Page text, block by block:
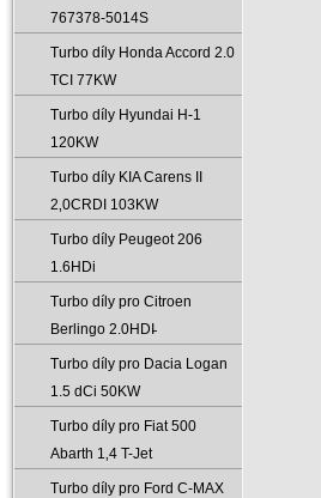
767378-5014S
Turbo díly Honda Accord 2.0
TCI 77KW
Turbo díly Hyundai H-1
120KW
Turbo díly KIA Carens II
2‚0CRDI 103KW
Turbo díly Peugeot 206
1.6HDi
Turbo díly pro Citroen
Berlingo 2.0HDI̵
Turbo díly pro Dacia Logan
1.5 dCi 50KW
Turbo díly pro Fiat 500
Abarth 1‚4 T-Jet
Turbo díly pro Ford C-MAX